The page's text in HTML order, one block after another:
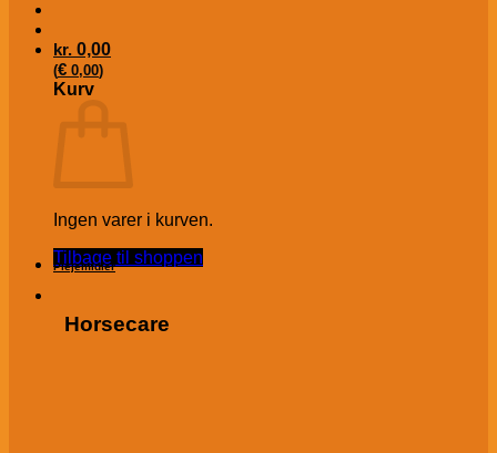
kr. 0,00
(€ 0,00)
Kurv
Ingen varer i kurven.
Tilbage til shoppen
Plejemidler
Horsecare